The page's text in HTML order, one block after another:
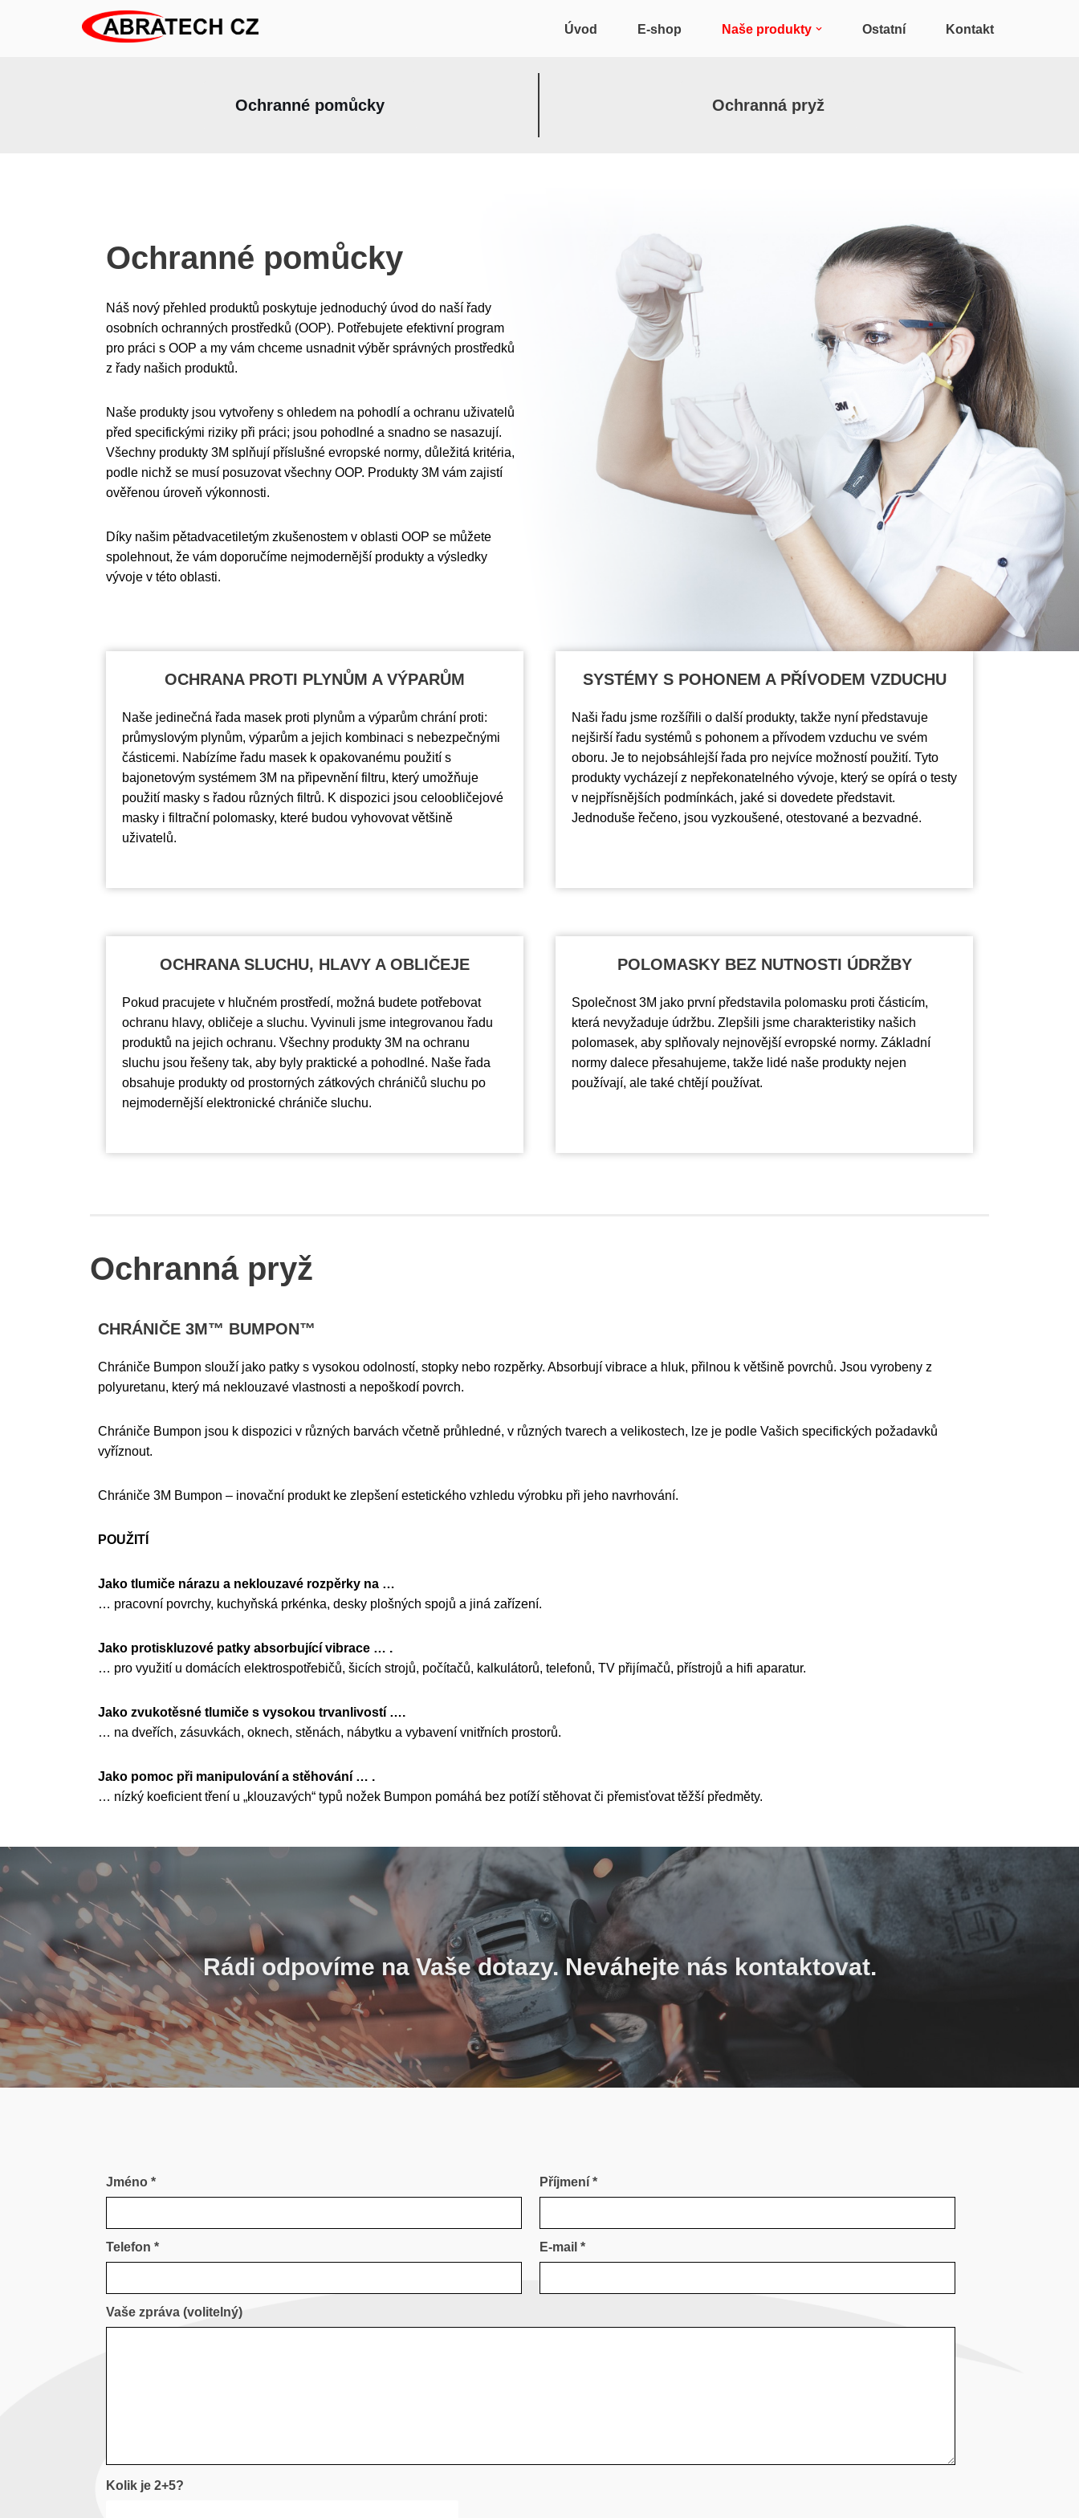
Úvod E-shop Naše produkty Ostatní Kontakt
Ochranné pomůcky Ochranná pryž​
Ochranné pomůcky
Náš nový přehled produktů poskytuje jednoduchý úvod do naší řady
osobních ochranných prostředků (OOP). Potřebujete efektivní program
pro práci s OOP a my vám chceme usnadnit výběr správných prostředků
z řady našich produktů.
Naše produkty jsou vytvořeny s ohledem na pohodlí a ochranu uživatelů
před specifickými riziky při práci; jsou pohodlné a snadno se nasazují.
Všechny produkty 3M splňují příslušné evropské normy, důležitá kritéria,
podle nichž se musí posuzovat všechny OOP. Produkty 3M vám zajistí
ověřenou úroveň výkonnosti.
Díky našim pětadvacetiletým zkušenostem v oblasti OOP se můžete
spolehnout, že vám doporučíme nejmodernější produkty a výsledky
vývoje v této oblasti.
OCHRANA PROTI PLYNŮM A VÝPARŮM
Naše jedinečná řada masek proti plynům a výparům chrání proti:
průmyslovým plynům, výparům a jejich kombinaci s nebezpečnými
částicemi. Nabízíme řadu masek k opakovanému použití s
bajonetovým systémem 3M na připevnění filtru, který umožňuje
použití masky s řadou různých filtrů. K dispozici jsou celoobličejové
masky i filtrační polomasky, které budou vyhovovat většině
uživatelů.
SYSTÉMY S POHONEM A PŘÍVODEM VZDUCHU
Naši řadu jsme rozšířili o další produkty, takže nyní představuje
nejširší řadu systémů s pohonem a přívodem vzduchu ve svém
oboru. Je to nejobsáhlejší řada pro nejvíce možností použití. Tyto
produkty vycházejí z nepřekonatelného vývoje, který se opírá o testy
v nejpřísnějších podmínkách, jaké si dovedete představit.
Jednoduše řečeno, jsou vyzkoušené, otestované a bezvadné.
OCHRANA SLUCHU, HLAVY A OBLIČEJE
Pokud pracujete v hlučném prostředí, možná budete potřebovat
ochranu hlavy, obličeje a sluchu. Vyvinuli jsme integrovanou řadu
produktů na jejich ochranu. Všechny produkty 3M na ochranu
sluchu jsou řešeny tak, aby byly praktické a pohodlné. Naše řada
obsahuje produkty od prostorných zátkových chráničů sluchu po
nejmodernější elektronické chrániče sluchu.
POLOMASKY BEZ NUTNOSTI ÚDRŽBY
Společnost 3M jako první představila polomasku proti částicím,
která nevyžaduje údržbu. Zlepšili jsme charakteristiky našich
polomasek, aby splňovaly nejnovější evropské normy. Základní
normy dalece přesahujeme, takže lidé naše produkty nejen
používají, ale také chtějí používat.
Ochranná pryž
CHRÁNIČE 3M™ BUMPON™
Chrániče Bumpon slouží jako patky s vysokou odolností, stopky nebo rozpěrky. Absorbují vibrace a hluk, přilnou k většině povrchů. Jsou vyrobeny z
polyuretanu, který má neklouzavé vlastnosti a nepoškodí povrch.
Chrániče Bumpon jsou k dispozici v různých barvách včetně průhledné, v různých tvarech a velikostech, lze je podle Vašich specifických požadavků
vyříznout.
Chrániče 3M Bumpon – inovační produkt ke zlepšení estetického vzhledu výrobku při jeho navrhování.
POUŽITÍ
Jako tlumiče nárazu a neklouzavé rozpěrky na …
… pracovní povrchy, kuchyňská prkénka, desky plošných spojů a jiná zařízení.
Jako protiskluzové patky absorbující vibrace … .
… pro využití u domácích elektrospotřebičů, šicích strojů, počítačů, kalkulátorů, telefonů, TV přijímačů, přístrojů a hifi aparatur.
Jako zvukotěsné tlumiče s vysokou trvanlivostí ….
… na dveřích, zásuvkách, oknech, stěnách, nábytku a vybavení vnitřních prostorů.
Jako pomoc při manipulování a stěhování … .
… nízký koeficient tření u „klouzavých“ typů nožek Bumpon pomáhá bez potíží stěhovat či přemisťovat těžší předměty.
Rádi odpovíme na Vaše dotazy. Neváhejte nás kontaktovat.
Jméno * Příjmení *
Telefon * E-mail *
Vaše zpráva (volitelný)
Kolik je 2+5?